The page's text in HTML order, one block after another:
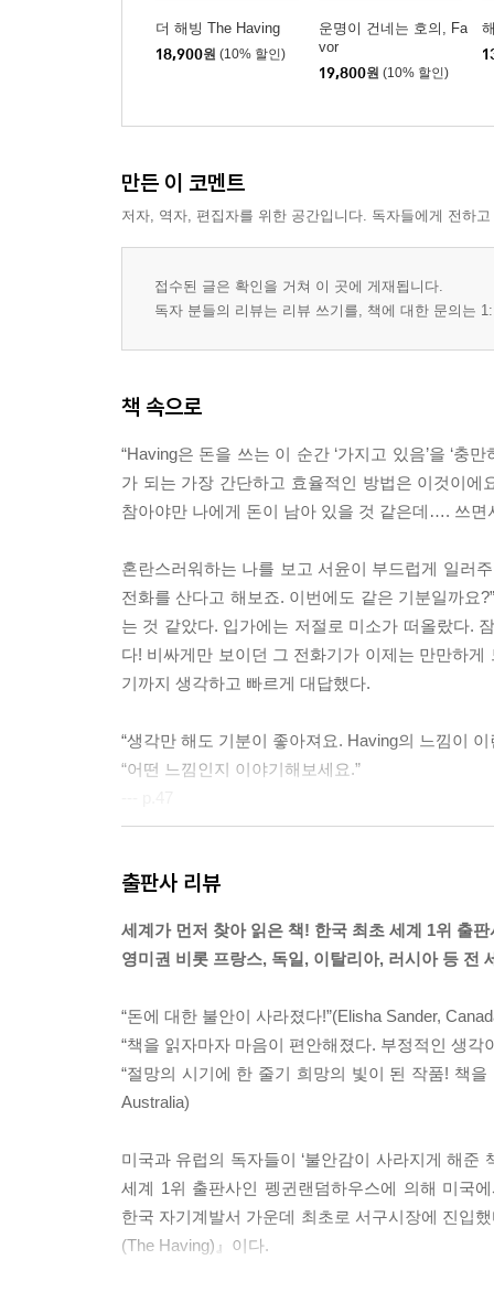
더 해빙 The Having
18,900원 (10% 할인)
운명이 건네는 호의, Fa
vor
19,800원 (10% 할인)
만든 이 코멘트
저자, 역자, 편집자를 위한 공간입니다. 독자들에게 전하
접수된 글은 확인을 거쳐 이 곳에 게재됩니다.
독자 분들의 리뷰는 리뷰 쓰기를, 책에 대한 문의는
책 속으로
“Having은 돈을 쓰는 이 순간 ‘가지고 있음’을 ‘충
가 되는 가장 간단하고 효율적인 방법은 이것이
참아야만 나에게 돈이 남아 있을 것 같은데…. 쓰면
혼란스러워하는 나를 보고 서윤이 부드럽게 일러
전화를 산다고 해보죠. 이번에도 같은 기분일까요
는 것 같았다. 입가에는 저절로 미소가 떠올랐다.
다! 비싸게만 보이던 그 전화기가 이제는 만만하게
기까지 생각하고 빠르게 대답했다.
“생각만 해도 기분이 좋아져요. Having의 느낌이 이
“어떤 느낌인지 이야기해보세요.”
‘있음’의 감정이 들어설 공간은 없었고요. 반면
“우리는 세상의 어떤 것도 있는 그대로 인식할 수
는 다르게 인식될 거예요. ‘없음’의 세상에서 ‘있
--- p.53
“궁금한 것이 하나 있어요. 부자들도 다 Having을
기다렸다는 듯 서윤이 바로 대답했다. “네, Having
실 진짜 부자들은 Having을 삶의 일부처럼 실천하
“진짜 부자라니요?”
출판사 리뷰
세계가 먼저 찾아 읽은 책! 한국 최초 세계 1위 출
영미권 비롯 프랑스, 독일, 이탈리아, 러시아 등 전
“돈에 대한 불안이 사라졌다!”(Elisha Sander,
“책을 읽자마자 마음이 편안해졌다. 부정적인 생각
“절망의 시기에 한 줄기 희망의 빛이 된 작품! 책
Australia)
미국과 유럽의 독자들이 ‘불안감이 사라지게 해준
세계 1위 출판사인 펭귄랜덤하우스에 의해 미국
한국 자기계발서 가운데 최초로 서구시장에 진입
(The Having)』이다.